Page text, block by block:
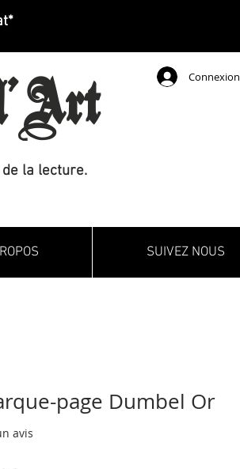
Connexion
la lecture.
SUIVEZ NOUS
page Dumbel Or
avis